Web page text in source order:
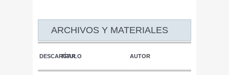
ARCHIVOS Y MATERIALES
DESCARGAR
TÍTULO AUTOR